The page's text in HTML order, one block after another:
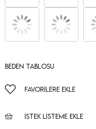
Beden Tablosu
FAVORILERE EKLE
İSTEK LISTEME EKLE